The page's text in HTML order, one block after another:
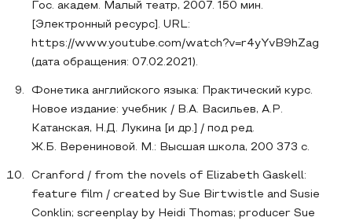
Гос. академ. Малый театр, 2007. 150 мин.
[Электронный ресурс]. URL:
https://www.youtube.com/watch?v=r4yYvB9hZag
(дата обращения: 07.02.2021).
Фонетика английского языка: Практический курс.
Новое издание: учебник / В.А. Васильев, А.Р.
Катанская, Н.Д. Лукина [и др.] / под ред.
Ж.Б. Верениновой. М.: Высшая школа, 200 373 с.
Cranford / from the novels of Elizabeth Gaskell:
feature film / created by Sue Birtwistle and Susie
Conklin; screenplay by Heidi Thomas; producer Sue